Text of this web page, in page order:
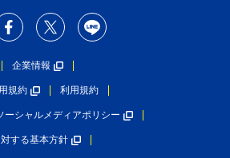
企業情報
規約 利用規約
ーシャルメディアポリシー
する基本方針